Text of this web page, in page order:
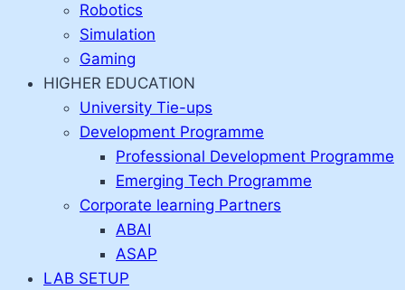
Robotics
Simulation
Gaming
HIGHER EDUCATION
University Tie-ups
Development Programme
Professional Development Programme
Emerging Tech Programme
Corporate learning Partners
ABAI
ASAP
LAB SETUP